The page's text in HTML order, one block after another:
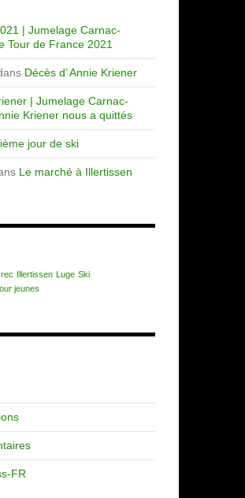
| Jumelage Carnac-
Tour de France 2021
Décès d’ Annie Kriener
| Jumelage Carnac-
Kriener nous a quittés
jour de ski
Le marché à Illertissen
Illertissen Luge Ski
jeunes
FR